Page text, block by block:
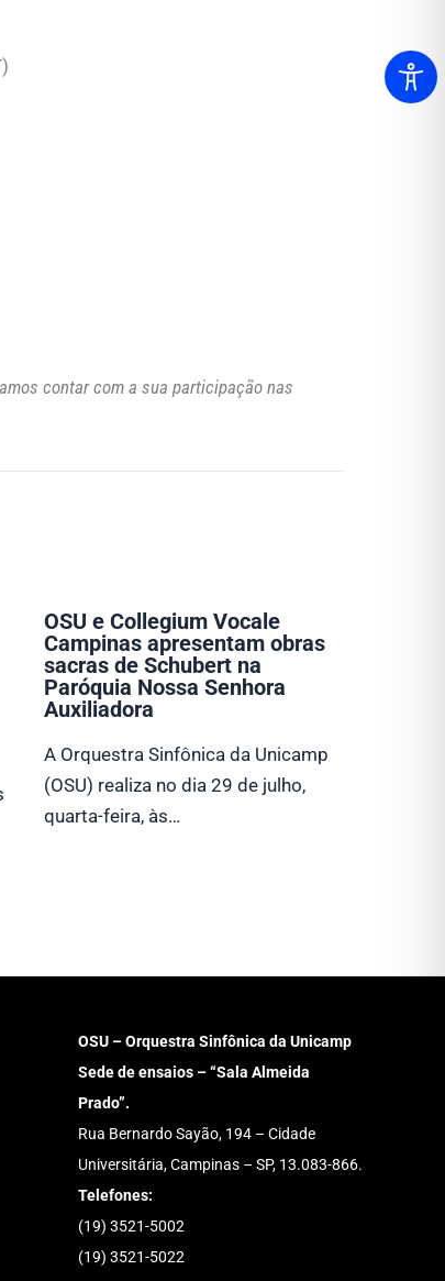
contar com a sua participação nas
OSU e Collegium Vocale
Campinas apresentam obras
sacras de Schubert na
Paróquia Nossa Senhora
Auxiliadora
A Orquestra Sinfônica da Unicamp
(OSU) realiza no dia 29 de julho,
quarta-feira, às…
OSU – Orquestra Sinfônica da Unicamp
Sede de ensaios – “Sala Almeida
Prado”.
Rua Bernardo Sayão, 194 – Cidade
Universitária, Campinas – SP, 13.083-866.
Telefones:
(19) 3521-5002
(19) 3521-5022